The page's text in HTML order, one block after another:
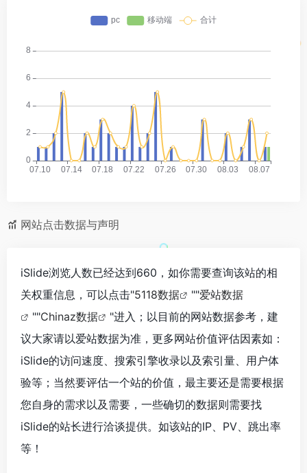
网站点击数据与声明
iSlide浏览人数已经达到660，如你需要查询该站的相
关权重信息，可以点击"5118数据 ""爱站数据
""Chinaz数据
"进入；以目前的网站数据参考，建
议大家请以爱站数据为准，更多网站价值评估因素如：
iSlide的访问速度、搜索引擎收录以及索引量、用户体
验等；当然要评估一个站的价值，最主要还是需要根据
您自身的需求以及需要，一些确切的数据则需要找
iSlide的站长进行洽谈提供。如该站的IP、PV、跳出率
等！